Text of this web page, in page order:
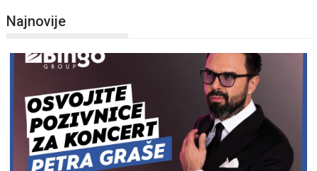
Najnovije